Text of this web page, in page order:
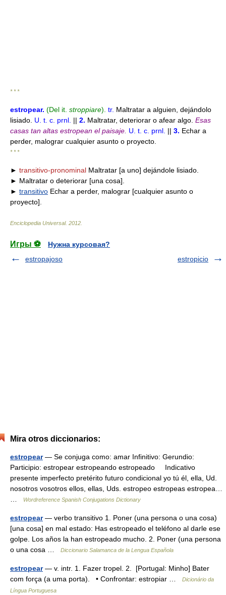
* * *
estropear. (Del it. stroppiare). tr. Maltratar a alguien, dejándolo
lisiado. U. t. c. prnl. || 2. Maltratar, deteriorar o afear algo. Esas
casas tan altas estropean el paisaje. U. t. c. prnl. || 3. Echar a
perder, malograr cualquier asunto o proyecto.
* * *
► transitivo-pronominal Maltratar [a uno] dejándole lisiado.
► Maltratar o deteriorar [una cosa].
► transitivo Echar a perder, malograr [cualquier asunto o
proyecto].
Enciclopedia Universal. 2012
Игры ⚽
Нужна курсовая?
estropajoso
estropicio
Mira otros diccionarios:
estropear— Se conjuga como: amar Infinitivo: Gerundio:
Participio: estropear estropeando estropeado Indicativo
presente imperfecto pretérito futuro condicional yo tú él, ella, Ud.
nosotros vosotros ellos, ellas, Uds. estropeo estropeas estropea…
Wordreference Spanish Conjugations Dictionary
estropear— verbo transitivo 1. Poner (una persona o una cosa)
[una cosa] en mal estado: Has estropeado el teléfono al darle ese
golpe. Los años la han estropeado mucho. 2. Poner (una persona
o una cosa …
Diccionario Salamanca de la Lengua Española
estropear— v. intr. 1. Fazer tropel. 2. [Portugal: Minho] Bater
com força (a uma porta). • Confrontar: estropiar …
Dicionário da
Língua Portuguesa